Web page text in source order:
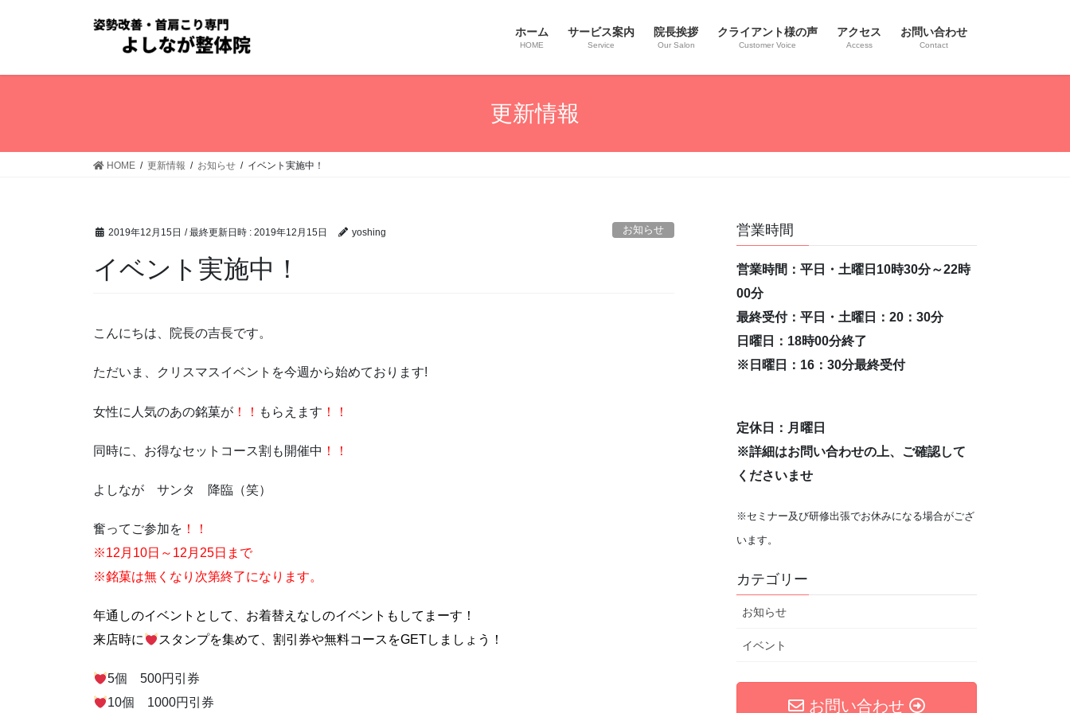
ホーム
HOME
サービス案内
Service
院長挨拶
Our Salon
クライアント様の声
Customer Voice
アクセス
Access
お問い合わせ
Contact
更新情報
HOME 更新情報 お知らせ イベント実施中！
2019年12月15日 / 最終更新日時 : 2019年12月15日 yoshing お知らせ
イベント実施中！
こんにちは、院長の吉長です。
ただいま、クリスマスイベントを今週から始めております!
女性に人気のあの銘菓が ！！ もらえます ！！
同時に、お得なセットコース割も開催中 ！！
よしなが サンタ 降臨（笑）
奮ってご参加を ！！
※12月10日～12月25日まで
※銘菓は無くなり次第終了になります。
年通しのイベントとして、お着替えなしのイベントもしてまーす！
来店時に
スタンプを集めて、割引券や無料コースをGETしましょう！
5個 500円引券
10個 1000円引券
営業時間
営業時間：平日・土曜日10時30分～22時
00分
最終受付：平日・土曜日：20：30分
日曜日：18時00分終了
※日曜日：16：30分最終受付
定休日：月曜日
※詳細はお問い合わせの上、ご確認して
くださいませ
※セミナー及び研修出張でお休みになる場合がござ
います。
カテゴリー
お知らせ
イベント
お問い合わせ